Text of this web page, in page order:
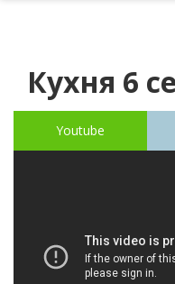
Кухня 6
Youtube